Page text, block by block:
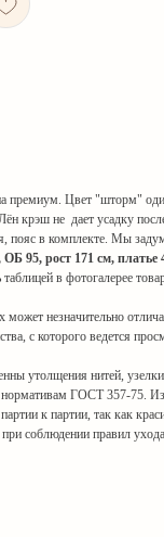
премиум. Цвет "шторм"
крэш не дает усадку
пояс в комплекте. Мы
95, рост 171 см, платье
в фотогалерее
незначительно
с которого ведется
утолщения нитей,
нормативам ГОСТ 357-75.
к партии, так как
соблюдении правил